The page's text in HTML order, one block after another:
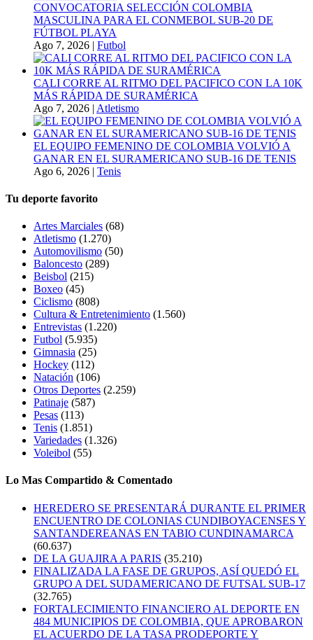
CONVOCATORIA SELECCIÓN COLOMBIA
MASCULINA PARA EL CONMEBOL SUB-20 DE
FÚTBOL PLAYA
Ago 7, 2026 | Futbol
CALI CORRE AL RITMO DEL PACIFICO CON LA 10K
MÁS RÁPIDA DE SURAMÉRICA
Ago 7, 2026 | Atletismo
EL EQUIPO FEMENINO DE COLOMBIA VOLVIÓ A
GANAR EN EL SURAMERICANO SUB-16 DE TENIS
Ago 6, 2026 | Tenis
Tu deporte favorito
Artes Marciales (68)
Atletismo (1.270)
Automovilismo (50)
Baloncesto (289)
Beisbol (215)
Boxeo (45)
Ciclismo (808)
Cultura & Entretenimiento (1.560)
Entrevistas (1.220)
Futbol (5.935)
Gimnasia (25)
Hockey (112)
Natación (106)
Otros Deportes (2.259)
Patinaje (587)
Pesas (113)
Tenis (1.851)
Variedades (1.326)
Voleibol (55)
Lo Mas Compartido & Comentado
HEREDERO SE PRESENTARÁ DURANTE EL PRIMER
ENCUENTRO DE COLONIAS CUNDIBOYACENSES Y
SANTANDEREANAS EN TABIO CUNDINAMARCA
(60.637)
DE LA GUAJIRA A PARIS (35.210)
FINALIZADA LA FASE DE GRUPOS, ASÍ QUEDÓ EL
GRUPO A DEL SUDAMERICANO DE FUTSAL SUB-17
(32.765)
FORTALECIMIENTO FINANCIERO AL DEPORTE EN
484 MUNICIPIOS DE COLOMBIA, QUE APROBARON
EL ACUERDO DE LA TASA PRODEPORTE Y